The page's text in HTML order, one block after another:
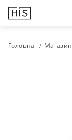
Головна Магазин